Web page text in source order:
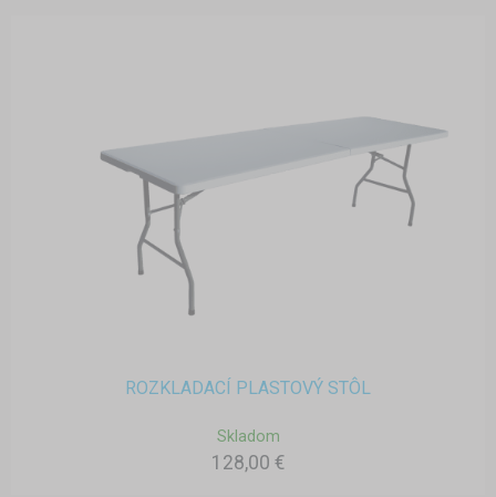
ROZKLADACÍ PLASTOVÝ STÔL
Skladom
128,00 €